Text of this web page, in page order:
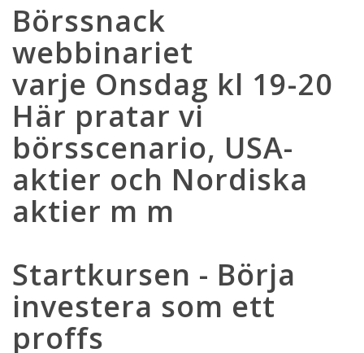
Börssnack
webbinariet
varje Onsdag kl 19-20
Här pratar vi
börsscenario, USA-
aktier och Nordiska
aktier m m
Startkursen - Börja
investera som ett
proffs